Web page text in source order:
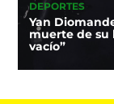
DEPORTES
Yan
muerte de su
vacío”